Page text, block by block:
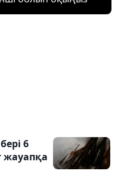
6
жауапқа